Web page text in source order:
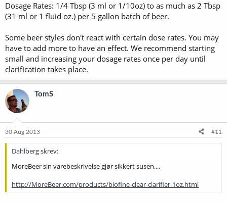
Dosage Rates: 1/4 Tbsp (3 ml or 1/10oz) to as much as 2 Tbsp
(31 ml or 1 fluid oz.) per 5 gallon batch of beer.
Some beer styles don't react with certain dose rates. You may
have to add more to have an effect. We recommend starting
small and increasing your dosage rates once per day until
clarification takes place.
TomS
30 Aug 2013 #11
Dahlberg skrev:
MoreBeer sin varebeskrivelse gjør sikkert susen....
http://MoreBeer.com/products/biofine-clear-clarifier-1oz.html